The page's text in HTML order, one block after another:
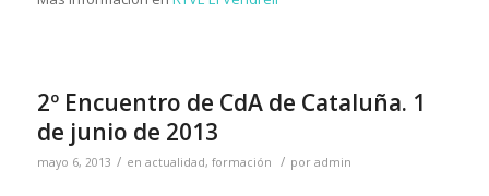
2º Encuentro de CdA de Cataluña. 1
de junio de 2013
mayo 6, 2013 / en actualidad, formación / por admin